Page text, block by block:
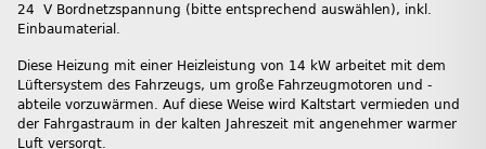
24 V Bordnetzspannung (bitte entsprechend auswählen), inkl.
Einbaumaterial.
Diese Heizung mit einer Heizleistung von 14 kW arbeitet mit dem
Lüftersystem des Fahrzeugs, um große Fahrzeugmotoren und -
abteile vorzuwärmen. Auf diese Weise wird Kaltstart vermieden und
der Fahrgastraum in der kalten Jahreszeit mit angenehmer warmer
Luft versorgt.